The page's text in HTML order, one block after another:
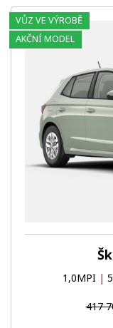
1,0MPI |
417
VŮZ VE VÝROBĚ
AKČNÍ MODEL